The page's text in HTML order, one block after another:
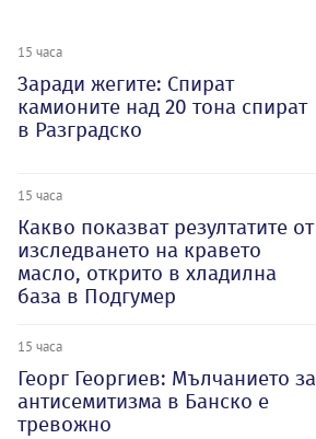
15 часа
Заради жегите: Спират
камионите над 20 тона спират
в Разградско
15 часа
Какво показват резултатите от
изследването на кравето
масло, открито в хладилна
база в Подгумер
15 часа
Георг Георгиев: Мълчанието за
антисемитизма в Банско е
тревожно